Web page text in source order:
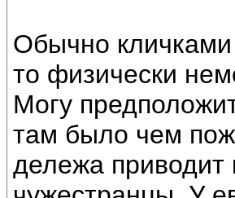
Обычно кличками
то физически
Могу
там было чем
дележа приводит